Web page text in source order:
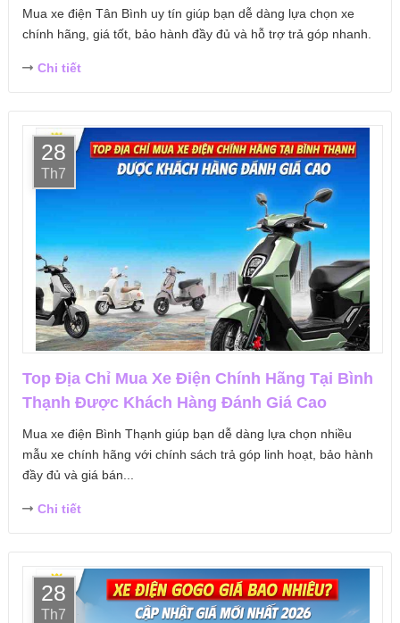
Mua xe điện Tân Bình uy tín giúp bạn dễ dàng lựa chọn xe
chính hãng, giá tốt, bảo hành đầy đủ và hỗ trợ trả góp nhanh.
Chi tiết
28
Th7
Top Địa Chỉ Mua Xe Điện Chính Hãng Tại Bình
Thạnh Được Khách Hàng Đánh Giá Cao
Mua xe điện Bình Thạnh giúp bạn dễ dàng lựa chọn nhiều
mẫu xe chính hãng với chính sách trả góp linh hoạt, bảo hành
đầy đủ và giá bán...
Chi tiết
28
Th7